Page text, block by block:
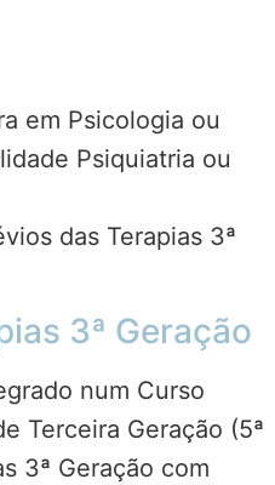
em Psicologia ou
Psiquiatria ou
das Terapias 3ª
3ª Geração
num Curso
Terceira Geração (5ª
3ª Geração com